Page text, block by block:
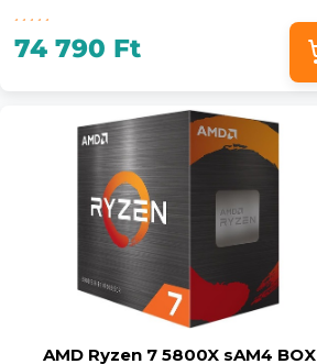
74 790 Ft
AMD Ryzen 7 5800X sAM4 BOX